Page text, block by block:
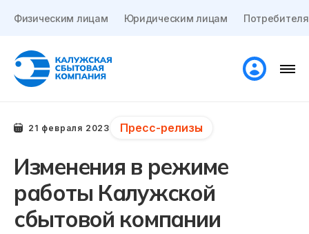
Физическим лицам Юридическим лицам
21 февраля 2023 Пресс-релизы
Изменения в режиме
работы Калужской
сбытовой компании